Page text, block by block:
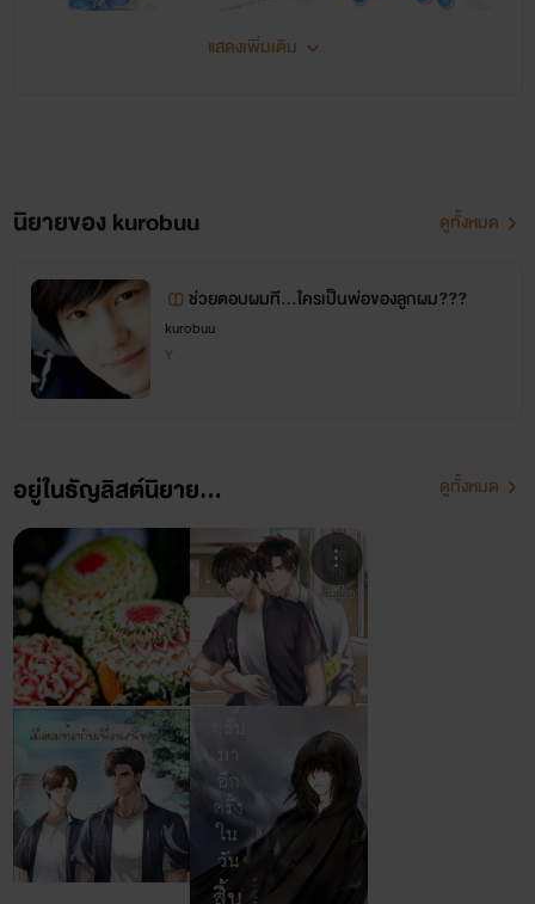
ขอบคุณทุกคนที่เข้ามาอ่านนะคะ
แสดงเพิ่มเติม
นิยายของ kurobuu ดูทั้งหมด
ช่วยตอบผมที...ใครเป็นพ่อของลูกผม???
kurobuu
Y
อยู่ในธัญลิสต์นิยาย... ดูทั้งหมด